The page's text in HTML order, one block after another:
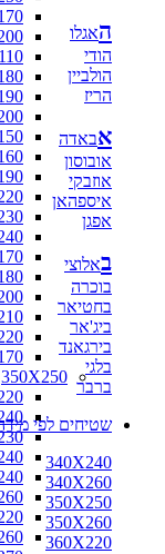
350X250
האגלו
הודי
הולביין
הריז
אבאדה
אובוסון
אוזבקי
איספהאן
אפגן
באלוצי
בוכרה
בחטיאר
ביג'אר
בירגאנד
בלגי
ברבר
שטיחים לפי
340X240
340X260
350X250
350X260
360X220